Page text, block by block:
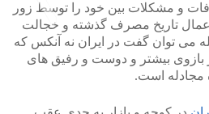
و مشکلات بین خود را توسط زور
تاریخ مصرف گذشته و خجالت
می توان گفت در ایران نه آنکس که
بازوی بیشتر و دوست و رفیق های
مجادله است.
>